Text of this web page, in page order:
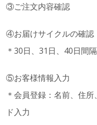
③ご注文内容確認
④お届けサイクルの確認
＊30日、31日、40日間
⑤お客様情報入力
＊会員登録：名前、住
ド入力